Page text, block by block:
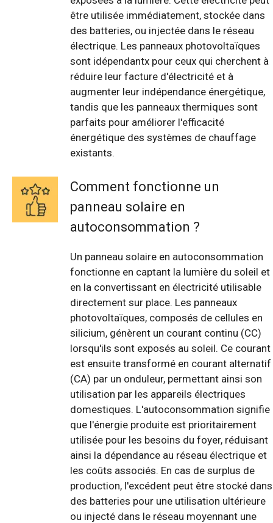
être utilisée immédiatement, stockée dans
des batteries, ou injectée dans le réseau
électrique. Les panneaux photovoltaïques
sont idépendantx pour ceux qui cherchent à
réduire leur facture d'électricité et à
augmenter leur indépendance énergétique,
tandis que les panneaux thermiques sont
parfaits pour améliorer l'efficacité
énergétique des systèmes de chauffage
existants.
Comment fonctionne un
panneau solaire en
autoconsommation ?
Un panneau solaire en autoconsommation
fonctionne en captant la lumière du soleil et
en la convertissant en électricité utilisable
directement sur place. Les panneaux
photovoltaïques, composés de cellules en
silicium, génèrent un courant continu (CC)
lorsqu'ils sont exposés au soleil. Ce courant
est ensuite transformé en courant alternatif
(CA) par un onduleur, permettant ainsi son
utilisation par les appareils électriques
domestiques. L'autoconsommation signifie
que l'énergie produite est prioritairement
utilisée pour les besoins du foyer, réduisant
ainsi la dépendance au réseau électrique et
les coûts associés. En cas de surplus de
production, l'excédent peut être stocké dans
des batteries pour une utilisation ultérieure
ou injecté dans le réseau moyennant une